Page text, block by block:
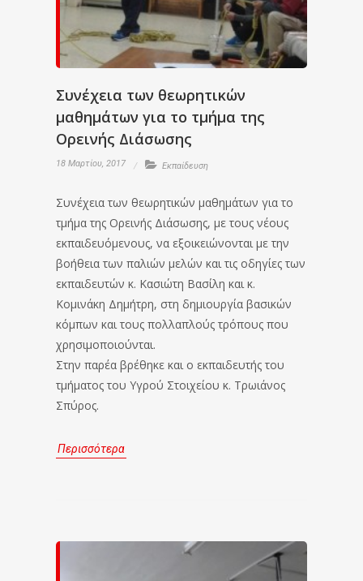
Συνέχεια των θεωρητικών
μαθημάτων για το τμήμα της
Ορεινής Διάσωσης
18 Μαρτίου, 2017 Εκπαίδευση
Συνέχεια των θεωρητικών μαθημάτων για το
τμήμα της Ορεινής Διάσωσης, με τους νέους
εκπαιδευόμενους, να εξοικειώνονται με την
βοήθεια των παλιών μελών και τις οδηγίες των
εκπαιδευτών κ. Κασιώτη Βασίλη και κ.
Κομινάκη Δημήτρη, στη δημιουργία βασικών
κόμπων και τους πολλαπλούς τρόπους που
χρησιμοποιούνται.
Στην παρέα βρέθηκε και ο εκπαιδευτής του
τμήματος του Υγρού Στοιχείου κ. Τρωιάνος
Σπύρος.
Περισσότερα